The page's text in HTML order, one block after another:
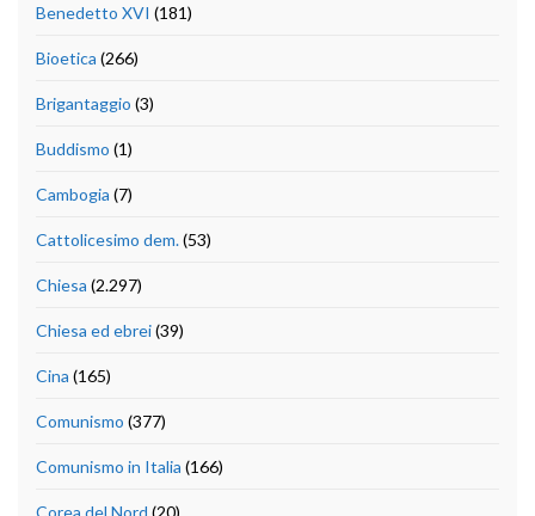
Benedetto XVI (181)
Bioetica (266)
Brigantaggio (3)
Buddismo (1)
Cambogia (7)
Cattolicesimo dem.(53)
Chiesa (2.297)
Chiesa ed ebrei(39)
Cina (165)
Comunismo (377)
Comunismo in Italia (166)
Corea del Nord (20)